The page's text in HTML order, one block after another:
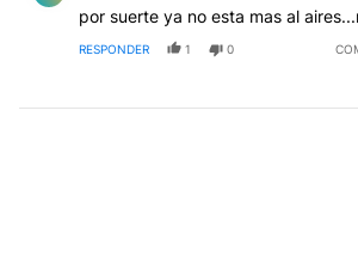
por suerte ya no esta mas al
RESPONDER 1 0